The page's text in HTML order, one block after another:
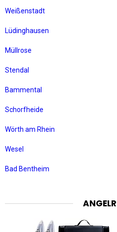
Weißenstadt
Lüdinghausen
Müllrose
Stendal
Bammental
Schorfheide
Wörth am Rhein
Wesel
Bad Bentheim